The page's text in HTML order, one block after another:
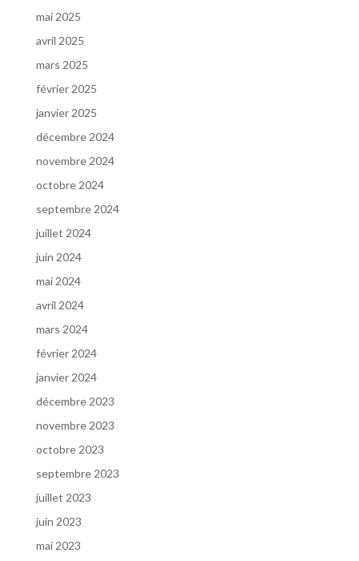
mai 2025
avril 2025
mars 2025
février 2025
janvier 2025
décembre 2024
novembre 2024
octobre 2024
septembre 2024
juillet 2024
juin 2024
mai 2024
avril 2024
mars 2024
février 2024
janvier 2024
décembre 2023
novembre 2023
octobre 2023
septembre 2023
juillet 2023
juin 2023
mai 2023